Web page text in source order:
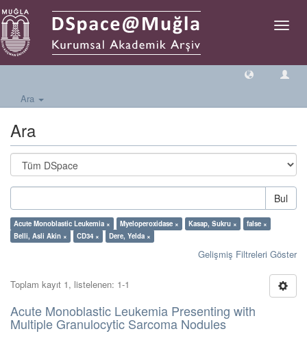
Geçiş
Ara
Ara
Bul
Acute Monoblastic Leukemia × Myeloperoxidase × Kasap, Sukru ×
false ×
Belli, Asli Akin ×
CD34 × Dere, Yelda ×
Gelişmiş Filtreleri Göster
Toplam kayıt 1, listelenen: 1-1
Acute Monoblastic Leukemia Presenting with
Multiple Granulocytic Sarcoma Nodules